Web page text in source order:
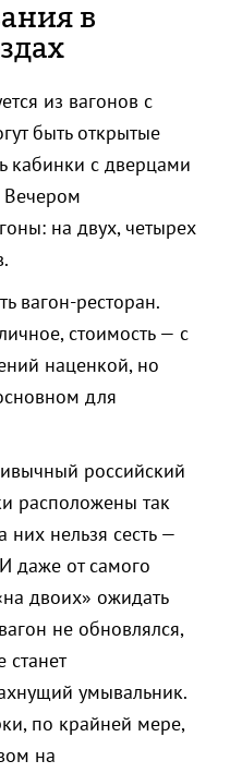
в
из вагонов с
быть открытые
кабинки с дверцами
Вечером
на двух, четырех
вагон-ресторан.
стоимость — с
наценкой, но
для
российский
расположены так
них нельзя сесть —
даже от самого
двоих» ожидать
не обновлялся,
умывальник.
по крайней мере,
на